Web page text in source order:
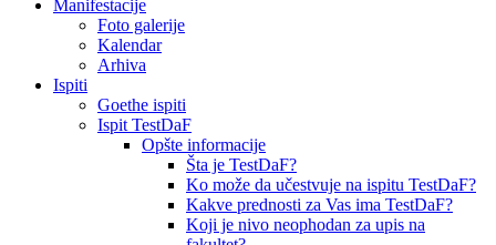
Manifestacije
Foto galerije
Kalendar
Arhiva
Ispiti
Goethe ispiti
Ispit TestDaF
Opšte informacije
Šta je TestDaF?
Ko može da učestvuje na ispitu TestDaF?
Kakve prednosti za Vas ima TestDaF?
Koji je nivo neophodan za upis na